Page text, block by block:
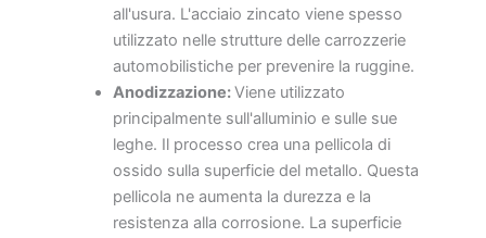
all'usura. L'acciaio zincato viene spesso
utilizzato nelle strutture delle carrozzerie
automobilistiche per prevenire la ruggine.
Anodizzazione:Viene utilizzato
principalmente sull'alluminio e sulle sue
leghe. Il processo crea una pellicola di
ossido sulla superficie del metallo. Questa
pellicola ne aumenta la durezza e la
resistenza alla corrosione. La superficie